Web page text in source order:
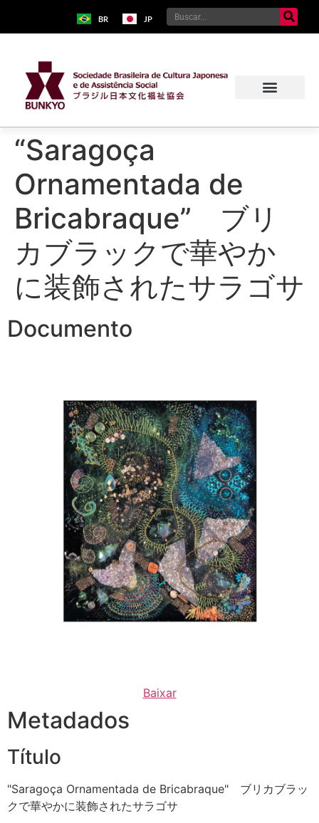
BR JP
“Saragoça
Ornamentada de
Bricabraque” ブリ
カブラックで華やか
に装飾されたサラゴサ
Documento
Baixar
Metadados
Título
"Saragoça Ornamentada de Bricabraque" ブリカブラッ
クで華やかに装飾されたサラゴサ